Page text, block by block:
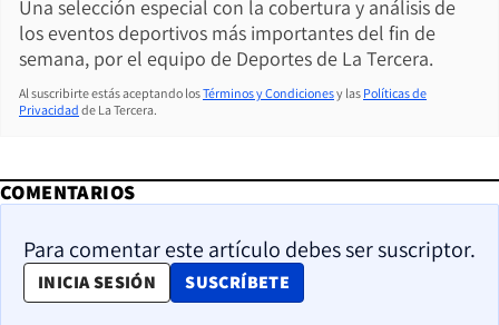
Una selección especial con la cobertura y análisis de
los eventos deportivos más importantes del fin de
semana, por el equipo de Deportes de La Tercera.
Al suscribirte estás aceptando losTérminos y Condicionesy las Políticas de
Privacidad de La Tercera.
COMENTARIOS
Para comentar este artículo debes ser suscriptor.
INICIA SESIÓN SUSCRÍBETE
OPENS IN NEW WINDOW